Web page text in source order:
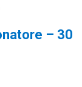
– 30